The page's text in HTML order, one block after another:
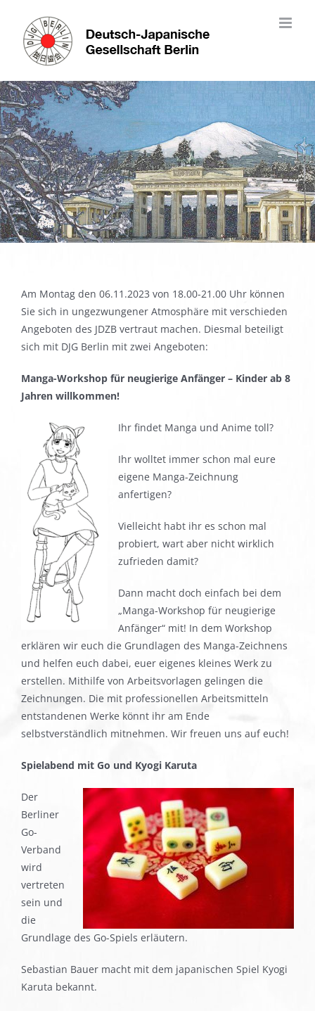
content
Am Montag den 06.11.2023 von 18.00-21.00 Uhr können
Sie sich in ungezwungener Atmosphäre mit verschieden
Angeboten des JDZB vertraut machen. Diesmal beteiligt
sich mit DJG Berlin mit zwei Angeboten:
Manga-Workshop für neugierige Anfänger – Kinder ab 8
Jahren willkommen!
Ihr findet Manga und Anime toll?
Ihr wolltet immer schon mal eure
eigene Manga-Zeichnung
anfertigen?
Vielleicht habt ihr es schon mal
probiert, wart aber nicht wirklich
zufrieden damit?
Dann macht doch einfach bei dem
„Manga-Workshop für neugierige
Anfänger“ mit! In dem Workshop
erklären wir euch die Grundlagen des Manga-Zeichnens
und helfen euch dabei, euer eigenes kleines Werk zu
erstellen. Mithilfe von Arbeitsvorlagen gelingen die
Zeichnungen. Die mit professionellen Arbeitsmitteln
entstandenen Werke könnt ihr am Ende
selbstverständlich mitnehmen. Wir freuen uns auf euch!
Spielabend mit Go und Kyogi Karuta
Der
Berliner
Go-
Verband
wird
vertreten
sein und
die
Grundlage des Go-Spiels erläutern.
Sebastian Bauer macht mit dem japanischen Spiel Kyogi
Karuta bekannt.